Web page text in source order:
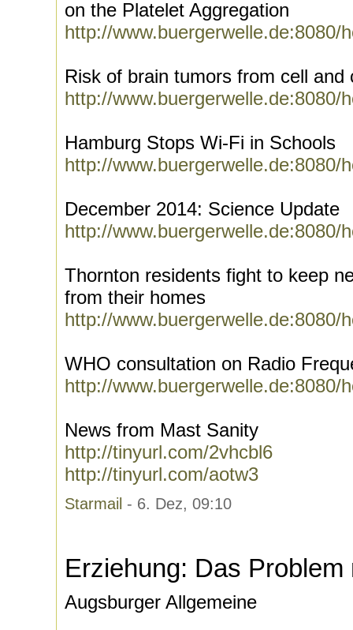
on the Platelet Aggregation
http://www.buergerwelle.de:8080/
Risk of brain tumors from cell and
http://www.buergerwelle.de:8080/
Hamburg Stops Wi-Fi in Schools
http://www.buergerwelle.de:8080/
December 2014: Science Update
http://www.buergerwelle.de:8080/
Thornton residents fight to keep
from their homes
http://www.buergerwelle.de:8080/
WHO consultation on Radio
http://www.buergerwelle.de:8080/
News from Mast Sanity
http://tinyurl.com/2vhcbl6
http://tinyurl.com/aotw3
Starmail - 6. Dez, 09:10
Erziehung: Das
Augsburger Allgemeine